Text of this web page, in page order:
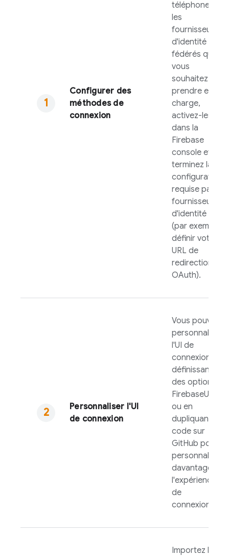
Configurer des
méthodes de
connexion
téléphone et
les
fournisseurs
d'identité
fédérés que
vous
souhaitez
prendre en
charge,
activez-les
dans la
Firebase
console et
terminez la
configuration
requise par le
fournisseur
d'identité
(par exemple,
définir votre
URL de
redirection
OAuth).
Personnaliser l'UI
de connexion
Vous pouvez
personnaliser
l'UI de
connexion en
définissant
des options
FirebaseUI
ou en
dupliquant le
code sur
GitHub pour
personnaliser
davantage
l'expérience
de
connexion.
Importez la